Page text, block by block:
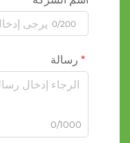
0/200
رسالة
0/1000